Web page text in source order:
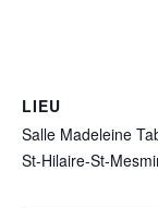
LIEU
Salle Madeleine
St-Hilaire-St-